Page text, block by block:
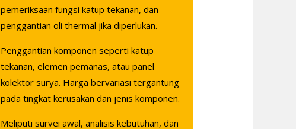
pemeriksaan fungsi katup tekanan, dan
penggantian oli thermal jika diperlukan.
Penggantian komponen seperti katup
tekanan, elemen pemanas, atau panel
kolektor surya. Harga bervariasi tergantung
pada tingkat kerusakan dan jenis komponen.
Meliputi survei awal, analisis kebutuhan, dan